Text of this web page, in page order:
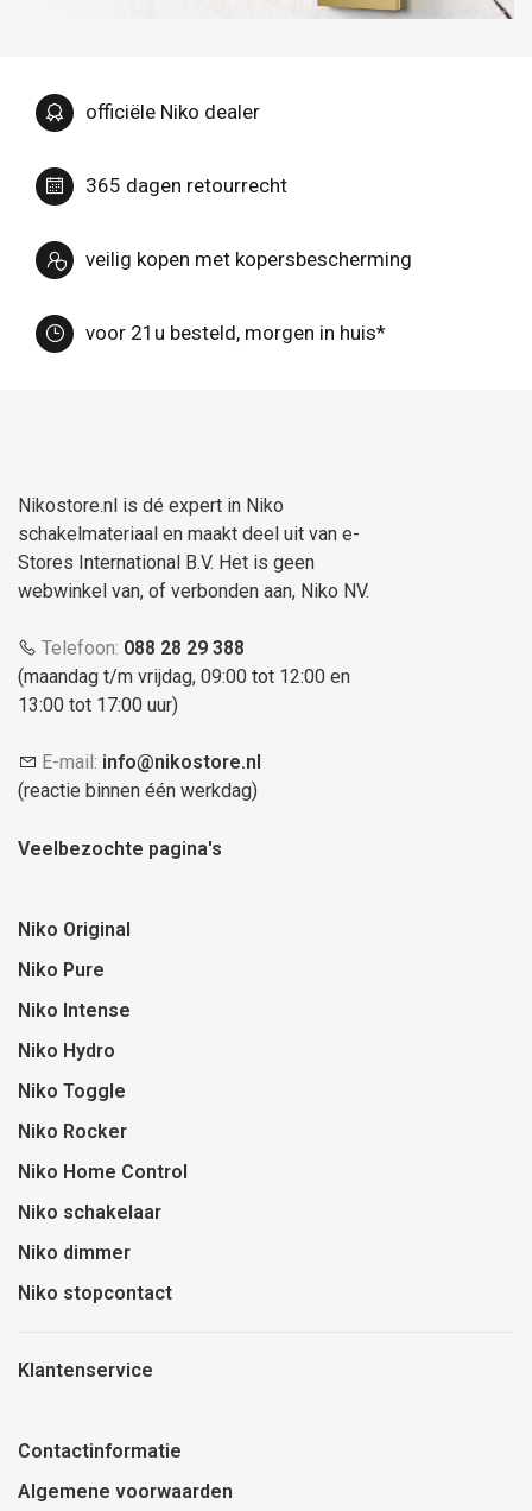
officiële Niko dealer
365 dagen retourrecht
veilig kopen met kopersbescherming
voor 21u besteld, morgen in huis*
Nikostore.nl is dé expert in Niko
schakelmateriaal en maakt deel uit van e-
Stores International B.V. Het is geen
webwinkel van, of verbonden aan, Niko NV.
Telefoon: 088 28 29 388
(maandag t/m vrijdag, 09:00 tot 12:00 en
13:00 tot 17:00 uur)
E-mail: info@nikostore.nl
(reactie binnen één werkdag)
Veelbezochte pagina's
Niko Original
Niko Pure
Niko Intense
Niko Hydro
Niko Toggle
Niko Rocker
Niko Home Control
Niko schakelaar
Niko dimmer
Niko stopcontact
Klantenservice
Contactinformatie
Algemene voorwaarden